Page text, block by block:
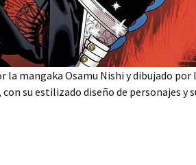
mangaka Osamu Nishi y dibujado por
su estilizado diseño de personajes y